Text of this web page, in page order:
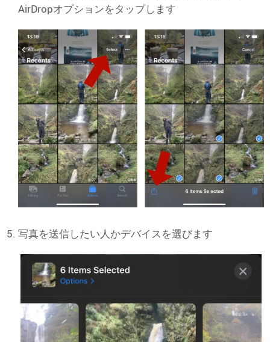
AirDropオプションをタップします
写真を送信したい人かデバイスを選びます